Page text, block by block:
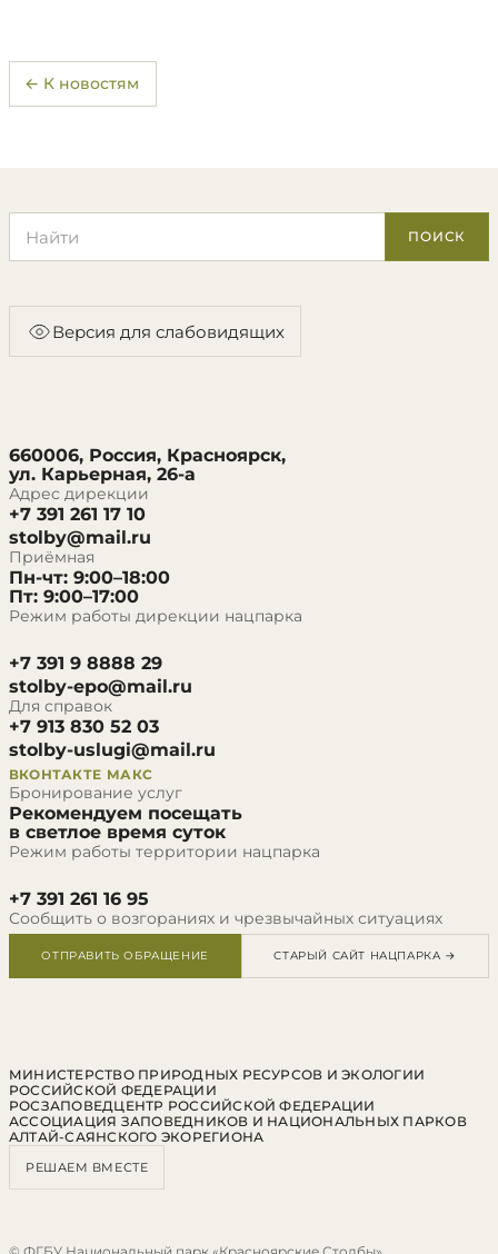
← К новостям
ПОИСК
Версия для слабовидящих
660006, Россия, Красноярск,
ул. Карьерная, 26-а
Адрес дирекции
+7 391 261 17 10
stolby@mail.ru
Приёмная
Пн-чт: 9:00–18:00
Пт: 9:00–17:00
Режим работы дирекции нацпарка
+7 391 9 8888 29
stolby-epo@mail.ru
Для справок
+7 913 830 52 03
stolby-uslugi@mail.ru
ВКОНТАКТЕ МАКС
Бронирование услуг
Рекомендуем посещать
в светлое время суток
Режим работы территории нацпарка
+7 391 261 16 95
Сообщить о возгораниях и чрезвычайных ситуациях
ОТПРАВИТЬ ОБРАЩЕНИЕ СТАРЫЙ САЙТ НАЦПАРКА →
МИНИСТЕРСТВО ПРИРОДНЫХ РЕСУРСОВ И ЭКОЛОГИИ
РОССИЙСКОЙ ФЕДЕРАЦИИ
РОСЗАПОВЕДЦЕНТР РОССИЙСКОЙ ФЕДЕРАЦИИ
АССОЦИАЦИЯ ЗАПОВЕДНИКОВ И НАЦИОНАЛЬНЫХ ПАРКОВ
АЛТАЙ-САЯНСКОГО ЭКОРЕГИОНА
РЕШАЕМ ВМЕСТЕ